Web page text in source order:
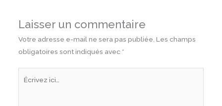
Laisser un commentaire
Votre adresse e-mail ne sera pas publiée. Les champs
obligatoires sont indiqués avec *